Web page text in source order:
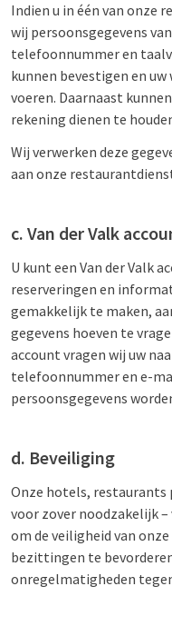
Indien u in één van onze
wij persoonsgegevens
telefoonnummer en
kunnen bevestigen en
voeren. Daarnaast
rekening dienen te
Wij verwerken deze
aan onze
c. Van der Valk
U kunt een Van der Valk
reserveringen en
gemakkelijk te maken,
gegevens hoeven te
account vragen wij uw
telefoonnummer en e-
persoonsgegevens
d. Beveiliging
Onze hotels, restaurants
voor zover noodzakelijk
om de veiligheid van
bezittingen te
onregelmatigheden